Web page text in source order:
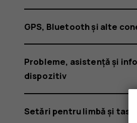
GPS, Bluetooth și alte
Probleme, asistență și
dispozitiv
Setări pentru limbă și